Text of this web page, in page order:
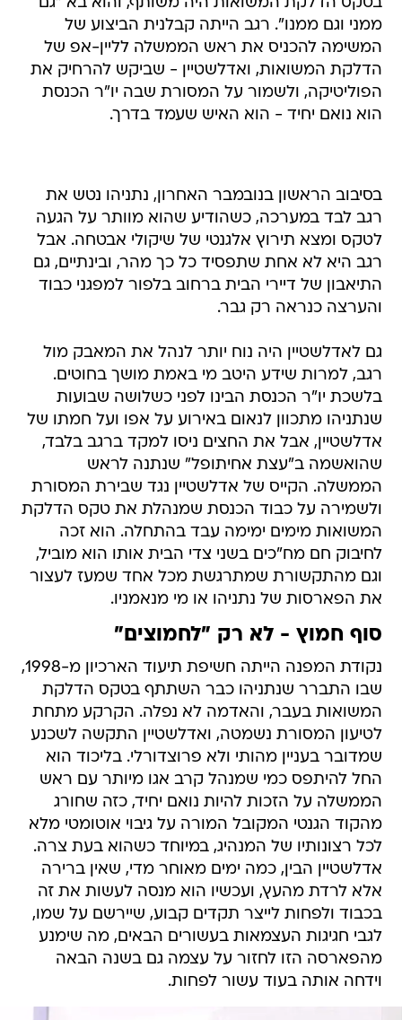
ממני וגם ממנו". רגב הייתה קבלנית הביצוע של
המשימה להכניס את ראש הממשלה לליין-אפ של
הדלקת המשואות, ואדלשטיין - שביקש להרחיק את
הפוליטיקה, ולשמור על המסורת שבה יו"ר הכנסת
הוא נואם יחיד - הוא האיש שעמד בדרך.
בסיבוב הראשון בנובמבר האחרון, נתניהו נטש את
רגב לבד במערכה, כשהודיע שהוא מוותר על הגעה
לטקס ומצא תירוץ אלגנטי של שיקולי אבטחה. אבל
רגב היא לא אחת שתפסיד כל כך מהר, ובינתיים, גם
התיאבון של דיירי הבית ברחוב בלפור למפגני כבוד
והערצה כנראה רק גבר.
גם לאדלשטיין היה נוח יותר לנהל את המאבק מול
רגב, למרות שידע היטב מי באמת מושך בחוטים.
בלשכת יו"ר הכנסת הבינו לפני כשלושה שבועות
שנתניהו מתכוון לנאום באירוע על אפו ועל חמתו של
אדלשטיין, אבל את החצים ניסו למקד ברגב בלבד,
שהואשמה ב"עצת אחיתופל" שנתנה לראש
הממשלה. הקייס של אדלשטיין נגד שבירת המסורת
ולשמירה על כבוד הכנסת שמנהלת את טקס הדלקת
המשואות מימים ימימה עבד בהתחלה. הוא זכה
לחיבוק חם מח"כים בשני צדי הבית אותו הוא מוביל,
וגם מהתקשורת שמתרגשת מכל אחד שמעז לעצור
את הפארסות של נתניהו או מי מנאמניו.
סוף חמוץ - לא רק "לחמוצים"
נקודת המפנה הייתה חשיפת תיעוד הארכיון מ-1998,
שבו התברר שנתניהו כבר השתתף בטקס הדלקת
המשואות בעבר, והאדמה לא נפלה. הקרקע מתחת
לטיעון המסורת נשמטה, ואדלשטיין התקשה לשכנע
שמדובר בעניין מהותי ולא פרוצדורלי. בליכוד הוא
החל להיתפס כמי שמנהל קרב אגו מיותר עם ראש
הממשלה על הזכות להיות נואם יחיד, כזה שחורג
מהקוד הגנטי המקובל המורה על גיבוי אוטומטי מלא
לכל רצונותיו של המנהיג, במיוחד כשהוא בעת צרה.
אדלשטיין הבין, כמה ימים מאוחר מדי, שאין ברירה
אלא לרדת מהעץ, ועכשיו הוא מנסה לעשות את זה
בכבוד ולפחות לייצר תקדים קבוע, שיירשם על שמו,
לגבי חגיגות העצמאות בעשורים הבאים, מה שימנע
מהפארסה הזו לחזור על עצמה גם בשנה הבאה
וידחה אותה בעוד עשור לפחות.